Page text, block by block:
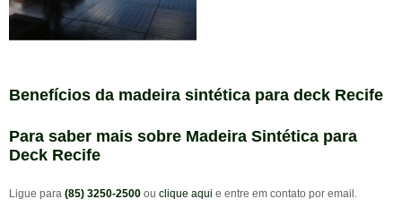
Benefícios da madeira sintética para deck Recife
Para saber mais sobre Madeira Sintética para
Deck Recife
Ligue para (85) 3250-2500 ou clique aqui e entre em contato por email.